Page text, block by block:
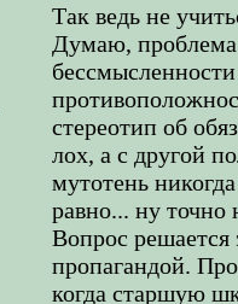
Так ведь не
Думаю, проблема
стереотип об
лох, а с другой
мутотень
равно... ну точно
Вопрос
пропагандой.
когда старшую